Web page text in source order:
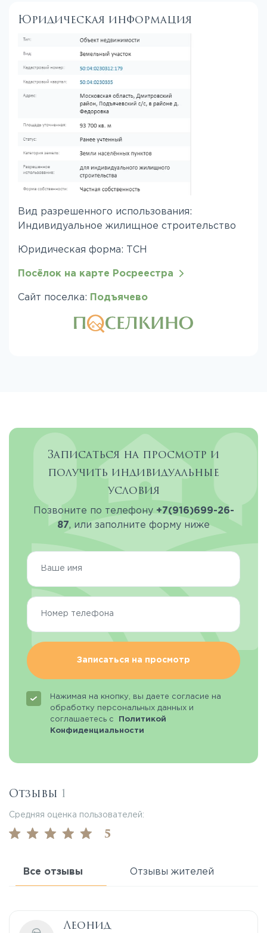
Юридическая информация
Вид разрешенного использования:
Индивидуальное жилищное строительство
Юридическая форма: ТСН
Посёлок на карте Росреестра
Сайт поселка: Подъячево
Записаться на просмотр и
получить индивидуальные
условия
Позвоните по телефону +7(916)699-26-
87, или заполните форму ниже
Записаться на просмотр
Нажимая на кнопку, вы даете согласие на
обработку персональных данных и
соглашаетесь с
Политикой
Конфиденциальности
Отзывы 1
Средняя оценка пользователей:
5
Все отзывы Отзывы жителей
Леонид